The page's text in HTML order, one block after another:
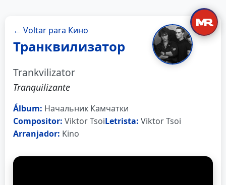
← Voltar para Кино
Транквилизатор
Trankvilizator
Tranquilizante
Álbum: Начальник Камчатки
Compositor: Viktor TsoiLetrista: Viktor Tsoi
Arranjador: Kino